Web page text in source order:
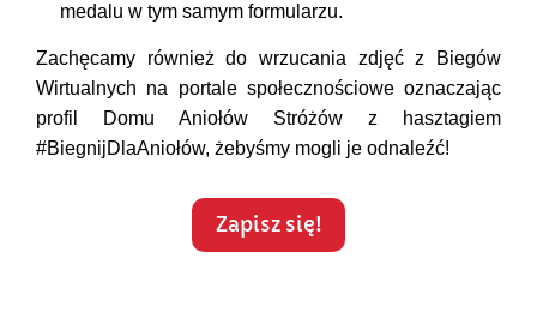
medalu w tym samym formularzu.
Zachęcamy również do wrzucania zdjęć z Biegów
Wirtualnych na portale społecznościowe oznaczając
profil Domu Aniołów Stróżów z hasztagiem
#BiegnijDlaAniołów, żebyśmy mogli je odnaleźć!
Zapisz się!